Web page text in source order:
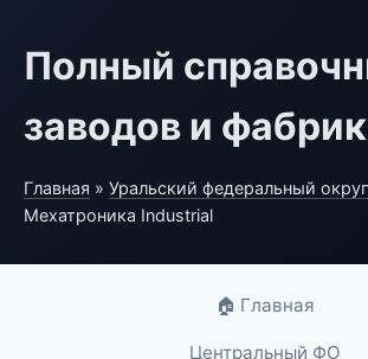
Полный
заводов и фабрик
Главная » Уральский федеральный округ
Мехатроника Industrial
🏠 Главная
Центральный ФО